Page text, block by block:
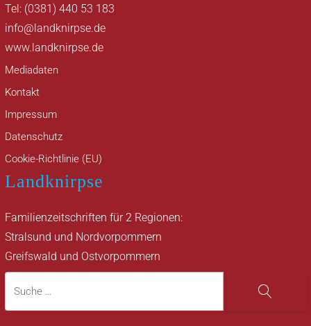
Tel: (0381) 440 53 183
info@landknirpse.de
www.landknirpse.de
Mediadaten
Kontakt
Impressum
Datenschutz
Cookie-Richtlinie (EU)
Landknirpse
Familienzeitschriften für 2 Regionen:
Stralsund und Nordvorpommern
Greifswald und Ostvorpommern
Suche
Suche